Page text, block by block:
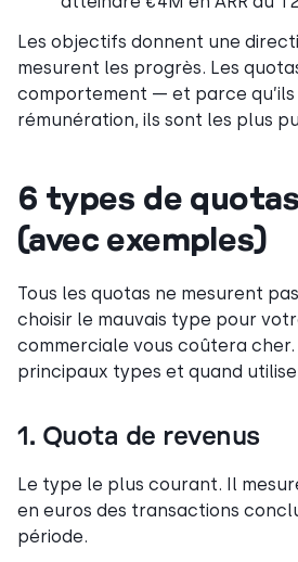
Les objectifs donnent une
mesurent les progrès. Les
comportement — et parce qu’ils
rémunération, ils sont les plus
6 types de
(avec exemples)
Tous les quotas ne mesurent
choisir le mauvais type pour
commerciale vous coûtera cher.
principaux types et quand
1. Quota de revenus
Le type le plus courant. Il
en euros des transactions
période.